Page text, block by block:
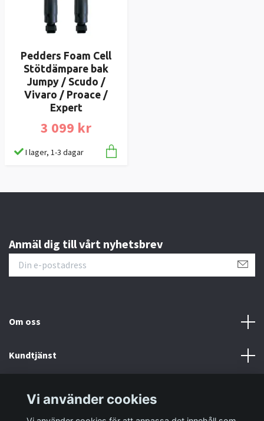
Pedders Foam Cell
Stötdämpare bak
Jumpy / Scudo /
Vivaro / Proace /
Expert
3 099 kr
I lager, 1-3 dagar
Anmäl dig till vårt nyhetsbrev
Om oss
Kundtjänst
Vi använder cookies